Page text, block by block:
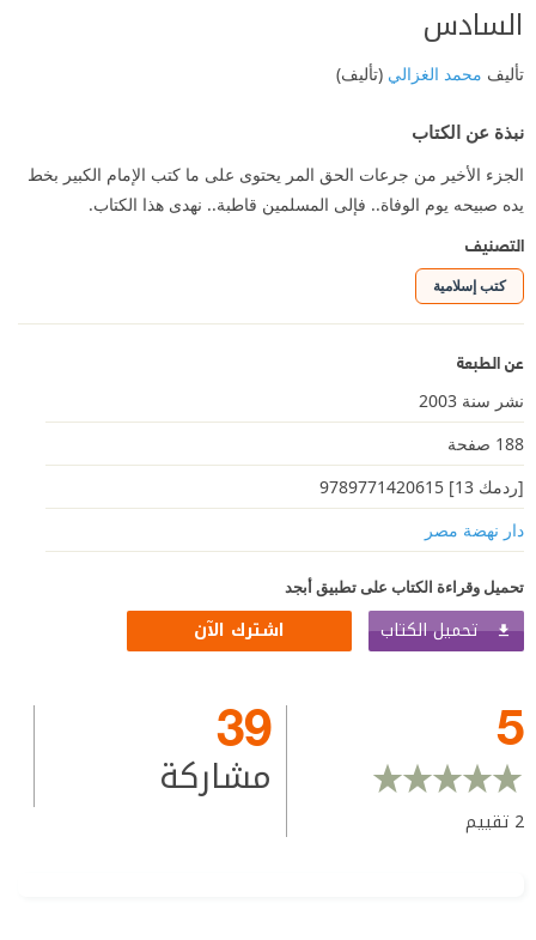
السادس
تأليف محمد الغزالي (تأليف)
نبذة عن الكتاب
الجزء الأخير من جرعات الحق المر يحتوى على ما كتب الإمام الكبير بخط
يده صبيحه يوم الوفاة.. فإلى المسلمين قاطبة.. نهدى هذا الكتاب.
التصنيف
كتب إسلامية
عن الطبعة
نشر سنة 2003
188 صفحة
[ردمك 13] 9789771420615
دار نهضة مصر
تحميل وقراءة الكتاب على تطبيق أبجد
تحميل الكتاب اشترك الآن
5
2 تقييم
39
مشاركة